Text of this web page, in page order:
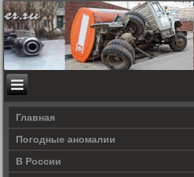
Главная
Погодные аномалии
В России